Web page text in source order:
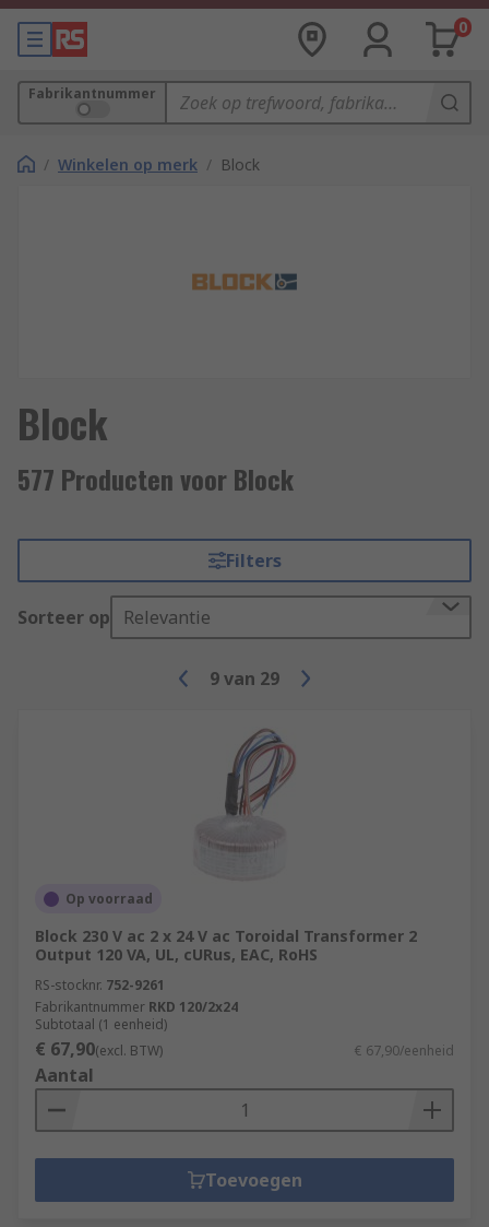
0
Fabrikantnummer
/ Winkelen op merk / Block
Block
577 Producten voor Block
Filters
Sorteer op Relevantie
9van 29
Op voorraad
Block 230 V ac 2 x 24 V ac Toroidal Transformer 2
Output 120 VA, UL, cURus, EAC, RoHS
RS-stocknr. 752-9261
Fabrikantnummer RKD 120/2x24
Subtotaal (1 eenheid)
€ 67,90(excl. BTW) € 67,90/eenheid
Aantal
Toevoegen